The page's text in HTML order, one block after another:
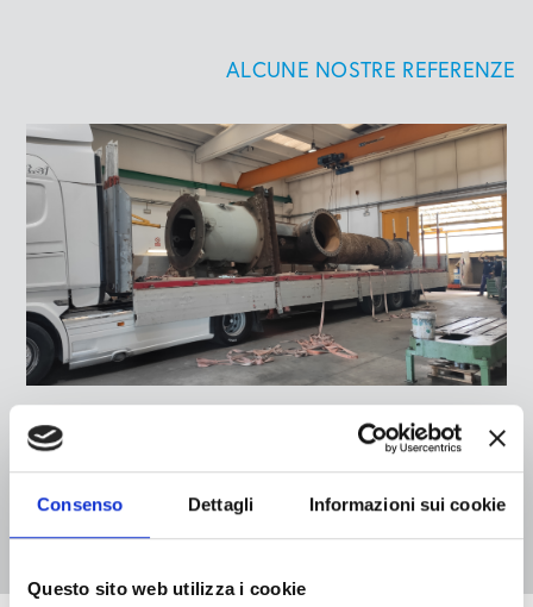
Consenso Dettagli Informazioni sui cookie
Questo sito web utilizza i cookie
ALCUNE NOSTRE REFERENZE